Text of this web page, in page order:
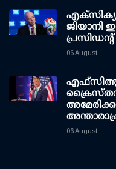
ജിയാനി
06 August
06 August